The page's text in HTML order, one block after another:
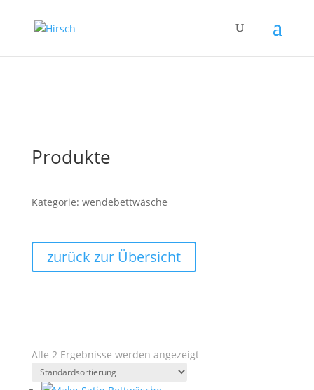
Produkte
Kategorie: wendebettwäsche
zurück zur Übersicht
Alle 2 Ergebnisse werden angezeigt